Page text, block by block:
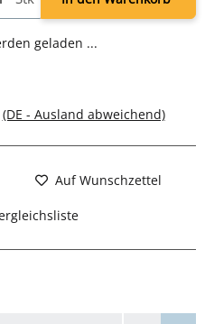
geladen ...
(DE - Ausland abweichend)
Auf Wunschzettel